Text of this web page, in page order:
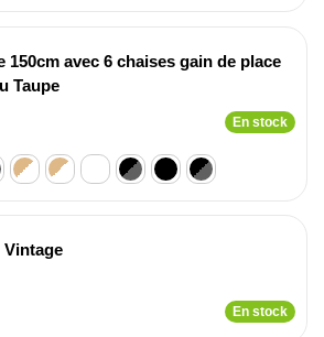
150cm avec 6 chaises gain de place
Taupe
En stock
Vintage
En stock